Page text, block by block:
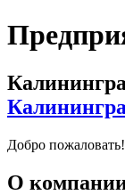
Добро пожаловать!
О